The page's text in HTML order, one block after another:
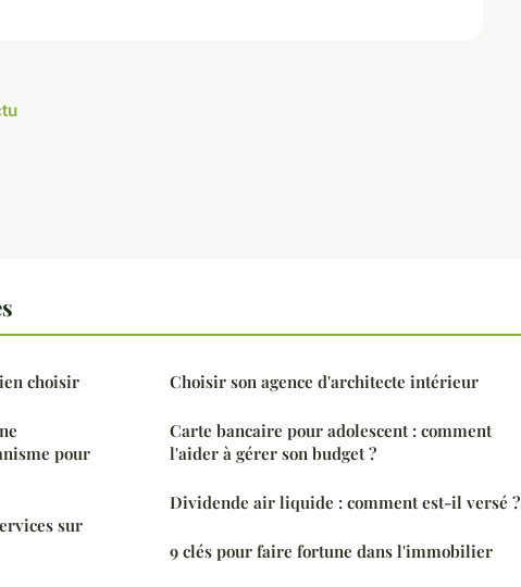
choisir
pour
sur
Choisir son agence d'architecte intérieur
Carte bancaire pour adolescent : comment
l'aider à gérer son budget ?
Dividende air liquide : comment est-il versé ?
9 clés pour faire fortune dans l'immobilier